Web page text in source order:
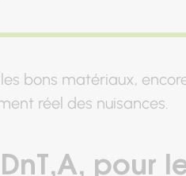
les bons matériaux,
réel des nuisances.
pour